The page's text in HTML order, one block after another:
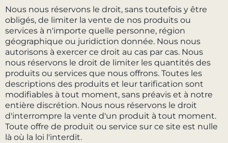
Nous nous réservons le droit, sans toutefois y être
obligés, de limiter la vente de nos produits ou
services à n'importe quelle personne, région
géographique ou juridiction donnée. Nous nous
autorisons à exercer ce droit au cas par cas. Nous
nous réservons le droit de limiter les quantités des
produits ou services que nous offrons. Toutes les
descriptions des produits et leur tarification sont
modifiables à tout moment, sans préavis et à notre
entière discrétion. Nous nous réservons le droit
d'interrompre la vente d'un produit à tout moment.
Toute offre de produit ou service sur ce site est nulle
là où la loi l'interdit.